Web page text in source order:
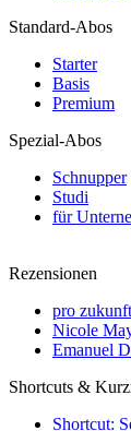
Standard-Abos
Starter
Basis
Premium
Spezial-Abos
Schnupper
Studi
für
Rezensionen
pro
Nicole
Emanuel
Shortcuts &
Shortcut: